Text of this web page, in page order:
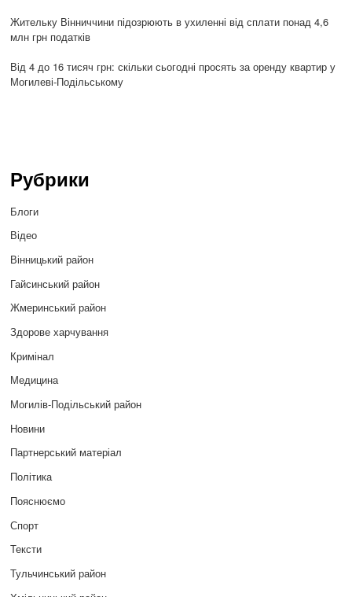
Жительку Вінниччини підозрюють в ухиленні від сплати понад 4,6
млн грн податків
Від 4 до 16 тисяч грн: скільки сьогодні просять за оренду квартир у
Могилеві-Подільському
Рубрики
Блоги
Відео
Вінницький район
Гайсинський район
Жмеринський район
Здорове харчування
Кримінал
Медицина
Могилів-Подільський район
Новини
Партнерський матеріал
Політика
Пояснюємо
Спорт
Тексти
Тульчинський район